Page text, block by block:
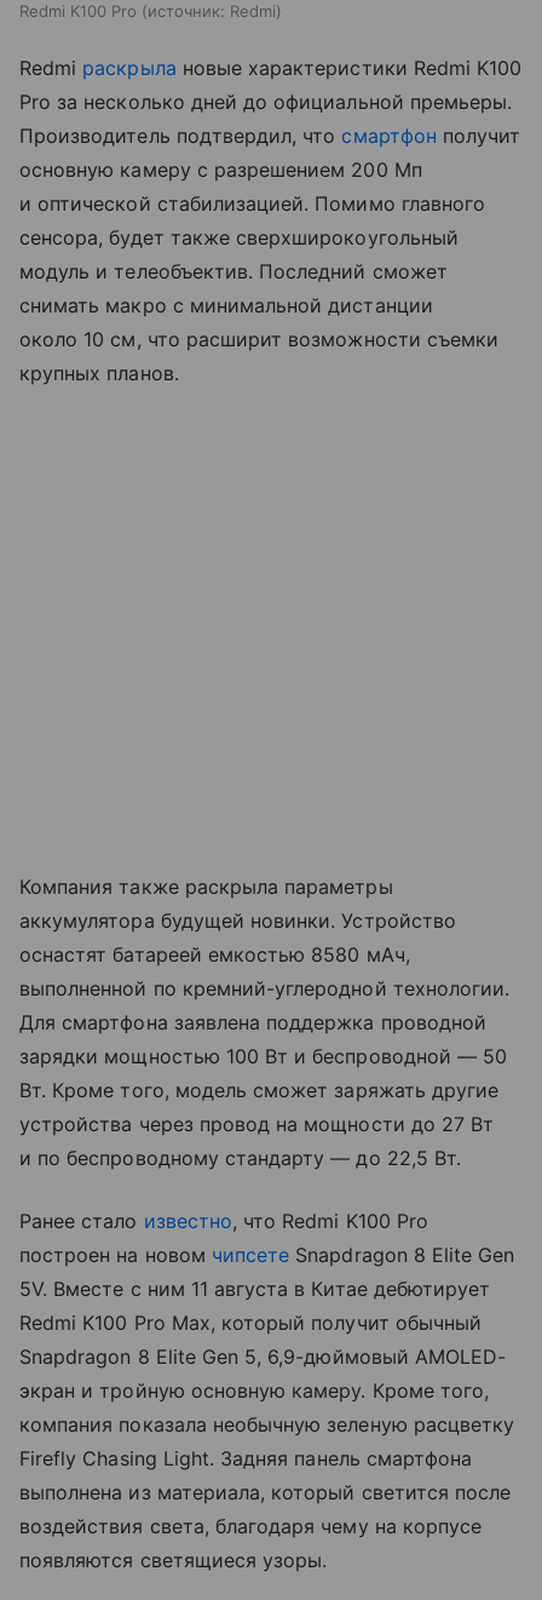
Redmi K100 Pro источник: Redmi
Redmi раскрыла новые характеристики Redmi K100
Pro за несколько дней до официальной премьеры.
Производитель подтвердил, что смартфон получит
основную камеру с разрешением 200 Мп
и оптической стабилизацией. Помимо главного
сенсора, будет также сверхширокоугольный
модуль и телеобъектив. Последний сможет
снимать макро с минимальной дистанции
около 10 см, что расширит возможности съемки
крупных планов.
Компания также раскрыла параметры
аккумулятора будущей новинки. Устройство
оснастят батареей емкостью 8580 мАч,
выполненной по кремний-углеродной технологии.
Для смартфона заявлена поддержка проводной
зарядки мощностью 100 Вт и беспроводной — 50
Вт. Кроме того, модель сможет заряжать другие
устройства через провод на мощности до 27 Вт
и по беспроводному стандарту — до 22,5 Вт.
Ранее стало известно, что Redmi K100 Pro
построен на новом чипсете Snapdragon 8 Elite Gen
5V. Вместе с ним 11 августа в Китае дебютирует
Redmi K100 Pro Max, который получит обычный
Snapdragon 8 Elite Gen 5, 6,9-дюймовый AMOLED-
экран и тройную основную камеру. Кроме того,
компания показала необычную зеленую расцветку
Firefly Chasing Light. Задняя панель смартфона
выполнена из материала, который светится после
воздействия света, благодаря чему на корпусе
появляются светящиеся узоры.